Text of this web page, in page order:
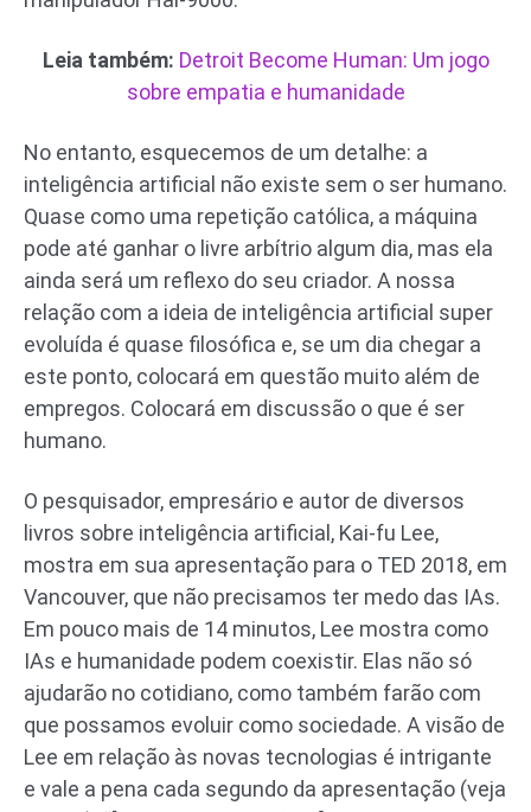
Leia também: Detroit Become Human: Um jogo
sobre empatia e humanidade
No entanto, esquecemos de um detalhe: a
inteligência artificial não existe sem o ser humano.
Quase como uma repetição católica, a máquina
pode até ganhar o livre arbítrio algum dia, mas ela
ainda será um reflexo do seu criador. A nossa
relação com a ideia de inteligência artificial super
evoluída é quase filosófica e, se um dia chegar a
este ponto, colocará em questão muito além de
empregos. Colocará em discussão o que é ser
humano.
O pesquisador, empresário e autor de diversos
livros sobre inteligência artificial, Kai-fu Lee,
mostra em sua apresentação para o TED 2018, em
Vancouver, que não precisamos ter medo das IAs.
Em pouco mais de 14 minutos, Lee mostra como
IAs e humanidade podem coexistir. Elas não só
ajudarão no cotidiano, como também farão com
que possamos evoluir como sociedade. A visão de
Lee em relação às novas tecnologias é intrigante
e vale a pena cada segundo da apresentação (veja